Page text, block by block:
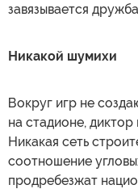
завязывается
Никакой шумихи
Вокруг игр не
на стадионе,
Никакая сеть
соотношение
продребезжат